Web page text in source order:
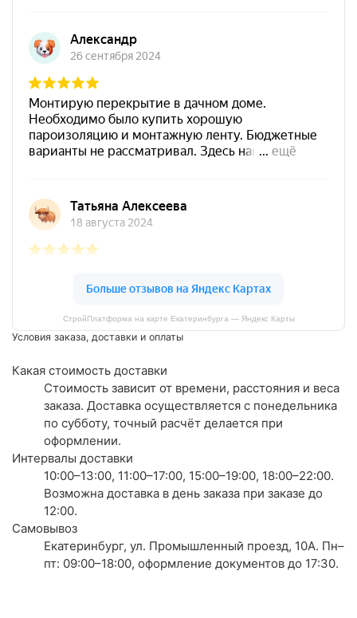
СтройПлатформа на карте Екатеринбурга — Яндекс Карты
Условия заказа, доставки и оплаты
Какая стоимость доставки
Стоимость зависит от времени, расстояния и веса
заказа. Доставка осуществляется с понедельника
по субботу, точный расчёт делается при
оформлении.
Интервалы доставки
10:00–13:00, 11:00–17:00, 15:00–19:00, 18:00–22:00.
Возможна доставка в день заказа при заказе до
12:00.
Самовывоз
Екатеринбург, ул. Промышленный проезд, 10А. Пн–
пт: 09:00–18:00, оформление документов до 17:30.